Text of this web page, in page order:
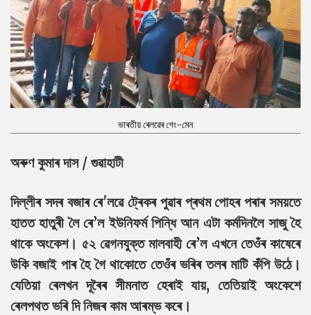
ভাৰতীয় ৰেলৱেৰ গেং-মেন
অৰুণ কুমাৰ দাস / গুৱাহাটী
দিল্লীৰ সদৰ বজাৰ ৰে'লৱে ট্ৰেকৰ পুৱাৰ প্ৰথম পোহৰ পৰাৰ সময়তে
হাতত হাতুৰী লৈ ৰে’ল ইউনিফৰ্ম পিন্ধি আন এটা কৰ্মদিনলৈ সাজু হৈ
থাকে অংকেশ। ৫২ ৱেগনযুক্ত মালবাহী ৰে’ল এখনে তেওঁৰ কাষেৰে
উকি বজাই পাৰ হৈ গৈ থাকোতে তেওঁৰ ভৰিৰ তলৰ মাটি কঁপি উঠে।
যেতিয়া ৰেলখন দূৰৈৰ সীমনাত হেৰাই যায়, তেতিয়াই অংকেশে
ৰেলপথত ভৰি দি নিজৰ কাম আৰম্ভ কৰে।